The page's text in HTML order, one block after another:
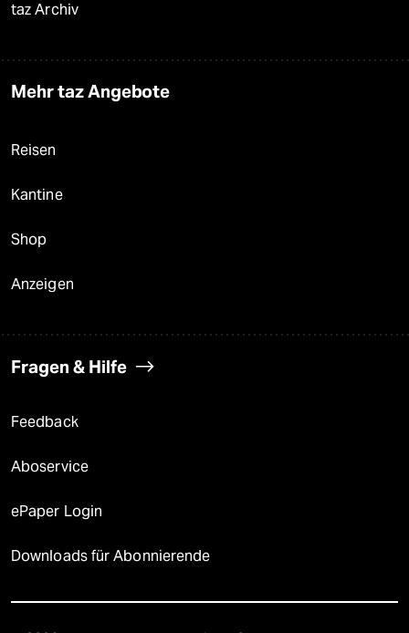
taz Archiv
Mehr taz Angebote
Reisen
Kantine
Shop
Anzeigen
Fragen & Hilfe
Feedback
Aboservice
ePaper Login
Downloads für Abonnierende